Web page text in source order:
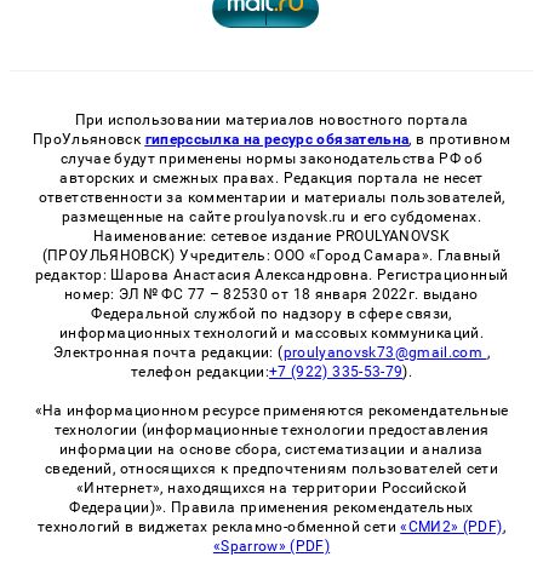
При использовании материалов новостного портала
ПроУльяновск гиперссылка на ресурс обязательна, в противном
случае будут применены нормы законодательства РФ об
авторских и смежных правах. Редакция портала не несет
ответственности за комментарии и материалы пользователей,
размещенные на сайте proulyanovsk.ru и его субдоменах.
Наименование: сетевое издание PROULYANOVSK
(ПРОУЛЬЯНОВСК) Учредитель: ООО «Город Самара». Главный
редактор: Шарова Анастасия Александровна. Регистрационный
номер: ЭЛ № ФС 77 – 82530 от 18 января 2022г. выдано
Федеральной службой по надзору в сфере связи,
информационных технологий и массовых коммуникаций.
Электронная почта редакции: (proulyanovsk73@gmail.com ,
телефон редакции:+7 (922) 335-53-79).
«На информационном ресурсе применяются рекомендательные
технологии (информационные технологии предоставления
информации на основе сбора, систематизации и анализа
сведений, относящихся к предпочтениям пользователей сети
«Интернет», находящихся на территории Российской
Федерации)». Правила применения рекомендательных
технологий в виджетах рекламно-обменной сети«СМИ2» (PDF),
«Sparrow» (PDF)